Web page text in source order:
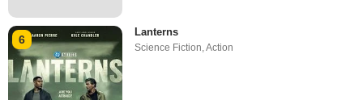
6
Lanterns
Science Fiction,Action